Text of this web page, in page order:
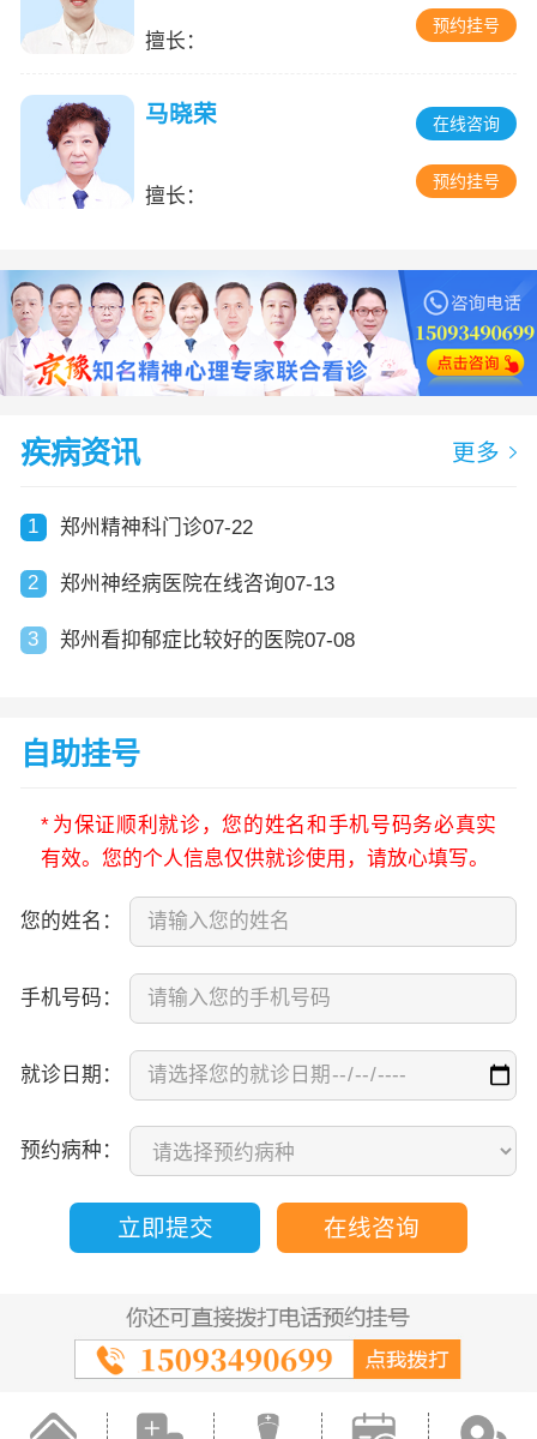
擅长：
预约挂号
马晓荣
擅长：
在线咨询
预约挂号
疾病资讯 更多
1 郑州精神科门诊07-22
2 郑州神经病医院在线咨询07-13
3 郑州看抑郁症比较好的医院07-08
自助挂号
* 为保证顺利就诊，您的姓名和手机号码务必真实
有效。您的个人信息仅供就诊使用，请放心填写。
您的姓名：
手机号码：
就诊日期：
预约病种：
立即提交 在线咨询